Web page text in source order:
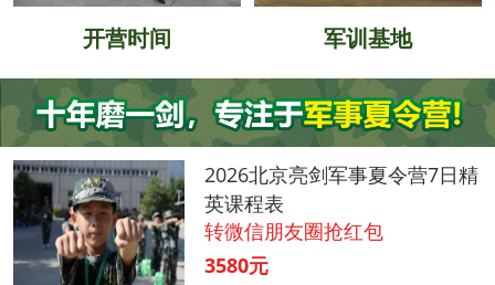
开营时间 军训基地
2026北京亮剑军事夏令营7日精
英课程表
转微信朋友圈抢红包
3580元